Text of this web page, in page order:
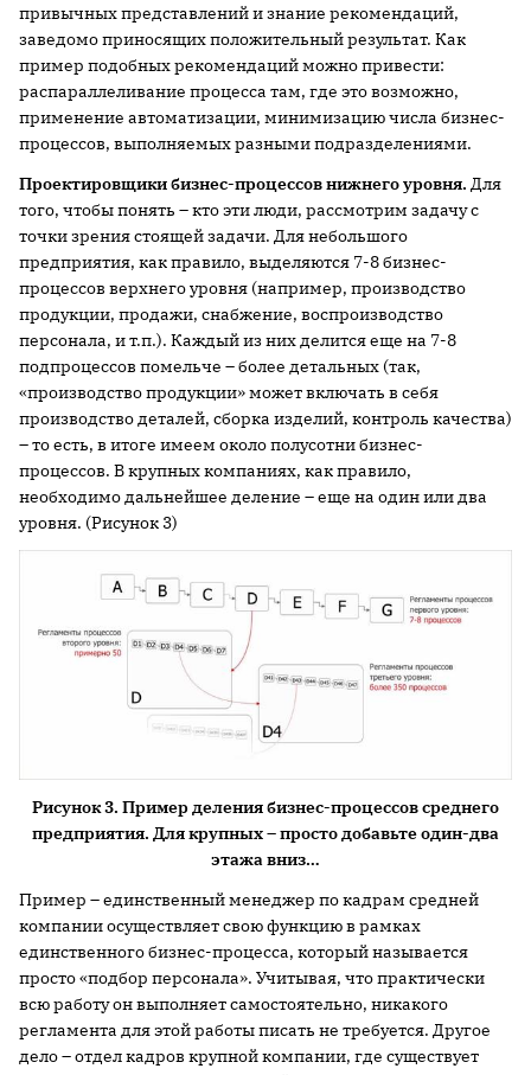
привычных представлений и знание рекомендаций,
заведомо приносящих положительный результат. Как
пример подобных рекомендаций можно привести:
распараллеливание процесса там, где это возможно,
применение автоматизации, минимизацию числа бизнес-
процессов, выполняемых разными подразделениями.
Проектировщики бизнес-процессов нижнего уровня. Для
того, чтобы понять – кто эти люди, рассмотрим задачу с
точки зрения стоящей задачи. Для небольшого
предприятия, как правило, выделяются 7-8 бизнес-
процессов верхнего уровня (например, производство
продукции, продажи, снабжение, воспроизводство
персонала, и т.п.). Каждый из них делится еще на 7-8
подпроцессов помельче – более детальных (так,
«производство продукции» может включать в себя
производство деталей, сборка изделий, контроль качества)
– то есть, в итоге имеем около полусотни бизнес-
процессов. В крупных компаниях, как правило,
необходимо дальнейшее деление – еще на один или два
уровня. (Рисунок 3)
Рисунок 3. Пример деления бизнес-процессов среднего
предприятия. Для крупных – просто добавьте один-два
этажа вниз…
Пример – единственный менеджер по кадрам средней
компании осуществляет свою функцию в рамках
единственного бизнес-процесса, который называется
просто «подбор персонала». Учитывая, что практически
всю работу он выполняет самостоятельно, никакого
регламента для этой работы писать не требуется. Другое
дело – отдел кадров крупной компании, где существует